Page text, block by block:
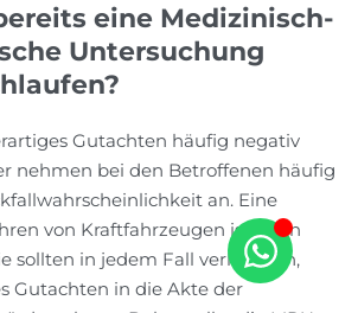
eine Medizinisch-
Untersuchung
Gutachten häufig negativ
nehmen bei den Betroffenen häufig
an. Eine
von Kraftfahrzeugen ist dann
sollten in jedem Fall verhindern,
Gutachten in die Akte der